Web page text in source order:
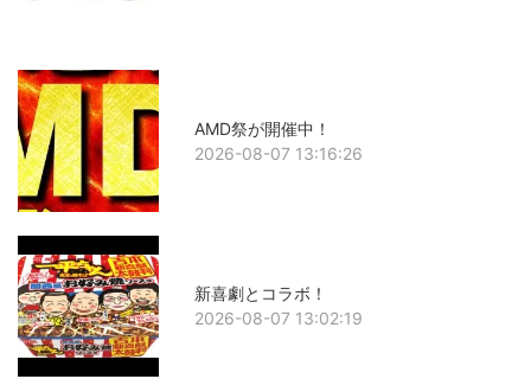
AMD祭が開催中！
2026-08-07 13:16:26
新喜劇とコラボ！
2026-08-07 13:02:19